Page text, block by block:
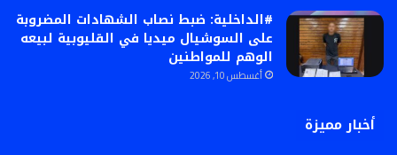
#الداخلية: ضبط نصاب الشهادات المضروبة
على السوشيال ميديا في القليوبية لبيعه
الوهم للمواطنين
أغسطس 10, 2026
أخبار مميزة